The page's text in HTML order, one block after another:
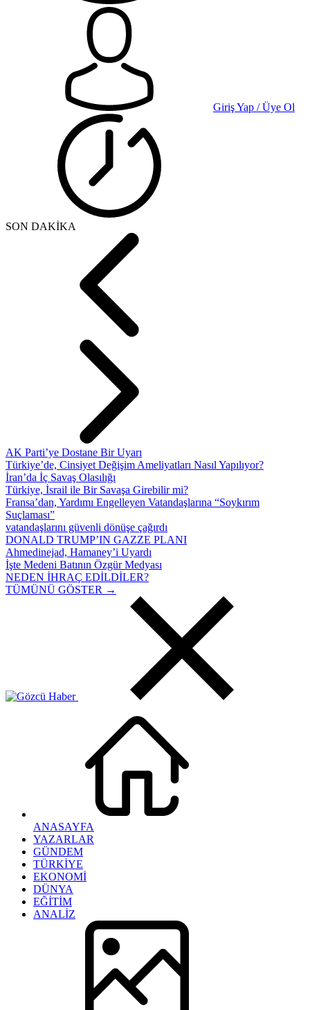
Giriş Yap / Üye Ol
SON DAKİKA
AK Parti’ye Dostane Bir Uyarı
Türkiye’de, Cinsiyet Değişim Ameliyatları Nasıl Yapılıyor?
İran’da İç Savaş Olasılığı
Türkiye, İsrail ile Bir Savaşa Girebilir mi?
Fransa’dan, Yardımı Engelleyen Vatandaşlarına “Soykırım
Suçlaması”
vatandaşlarını güvenli dönüşe çağırdı
DONALD TRUMP’IN GAZZE PLANI
Ahmedinejad, Hamaney’i Uyardı
İşte Medeni Batının Özgür Medyası
NEDEN İHRAÇ EDİLDİLER?
TÜMÜNÜ GÖSTER →
ANASAYFA
YAZARLAR
GÜNDEM
TÜRKİYE
EKONOMİ
DÜNYA
EĞİTİM
ANALİZ